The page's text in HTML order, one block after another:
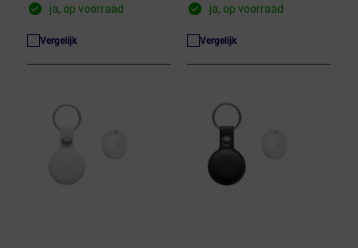
ja, op voorraad
Vergelijk
ja, op voorraad
Vergelijk